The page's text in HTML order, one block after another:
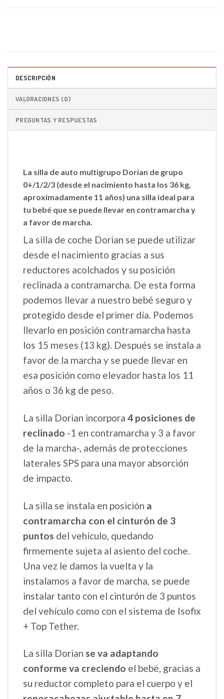
DESCRIPCIÓN
VALORACIONES (0)
PREGUNTAS Y RESPUESTAS
La silla de auto multigrupo Dorian de grupo
0+/1/2/3 (desde el nacimiento hasta los 36 kg,
aproximadamente 11 años) una silla ideal para
tu bebé que se puede llevar en contramarcha y
a favor de marcha.
La silla de coche Dorian se puede utilizar
desde el nacimiento gracias a sus
reductores acolchados y su posición
reclinada a contramarcha. De esta forma
podemos llevar a nuestro bebé seguro y
protegido desde el primer día. Podemos
llevarlo en posición contramarcha hasta
los 15 meses (13 kg). Después se instala a
favor de la marcha y se puede llevar en
esa posición como elevador hasta los 11
años o 36 kg de peso.
La silla Dorian incorpora 4 posiciones de
reclinado -1 en contramarcha y 3 a favor
de la marcha-, además de protecciones
laterales SPS para una mayor absorción
de impacto.
La silla se instala en posición a
contramarcha con el cinturón de 3
puntos del vehículo, quedando
firmemente sujeta al asiento del coche.
Una vez le damos la vuelta y la
instalamos a favor de marcha, se puede
instalar tanto con el cinturón de 3 puntos
del vehículo como con el sistema de Isofix
+ Top Tether.
La silla Dorian se va adaptando
conforme va creciendo el bebé, gracias a
su reductor completo para el cuerpo y el